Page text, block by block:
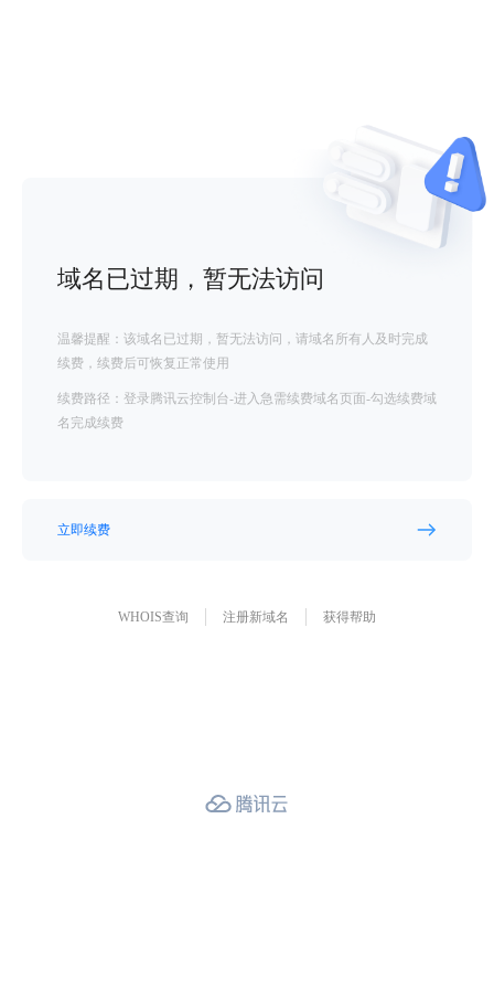
域名已过期，暂无法访问
温馨提醒：该域名已过期，暂无法访问，请域名所有人及时完成
续费，续费后可恢复正常使用
续费路径：登录腾讯云控制台-进入急需续费域名页面-勾选续费域
名完成续费
立即续费
WHOIS查询 注册新域名 获得帮助